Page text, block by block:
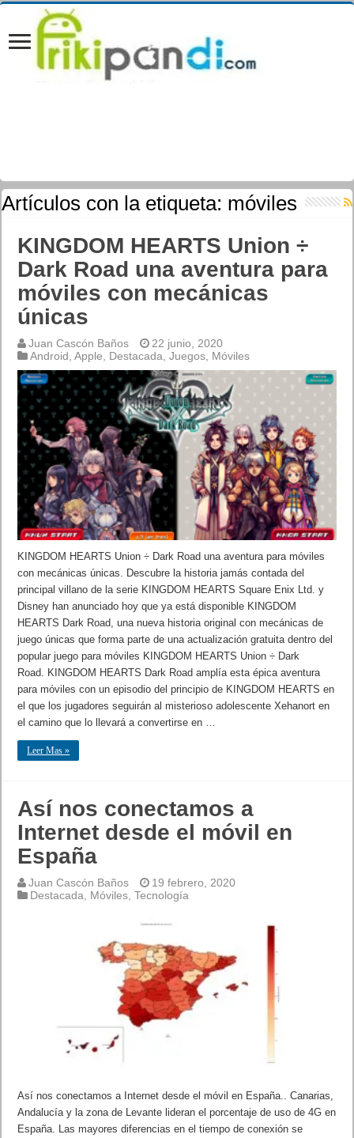
Artículos con la etiqueta: móviles
KINGDOM HEARTS Union ÷
Dark Road una aventura para
móviles con mecánicas
únicas
Juan Cascón Baños
22 junio, 2020
Android ,Apple Destacada ,Juegos Móviles
KINGDOM HEARTS Union ÷ Dark Road una aventura para móviles
con mecánicas únicas. Descubre la historia jamás contada del
principal villano de la serie KINGDOM HEARTS Square Enix Ltd. y
Disney han anunciado hoy que ya está disponible KINGDOM
HEARTS Dark Road, una nueva historia original con mecánicas de
juego únicas que forma parte de una actualización gratuita dentro del
popular juego para móviles KINGDOM HEARTS Union ÷ Dark
Road. KINGDOM HEARTS Dark Road amplía esta épica aventura
para móviles con un episodio del principio de KINGDOM HEARTS en
el que los jugadores seguirán al misterioso adolescente Xehanort en
el camino que lo llevará a convertirse en …
Leer Mas »
Así nos conectamos a
Internet desde el móvil en
España
Juan Cascón Baños
19 febrero, 2020
Destacada
Móviles ,Tecnología
Así nos conectamos a Internet desde el móvil en España.. Canarias,
Andalucía y la zona de Levante lideran el porcentaje de uso de 4G en
España. Las mayores diferencias en el tiempo de conexión se